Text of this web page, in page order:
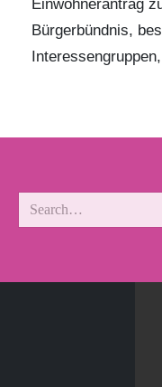
Einwohnerantrag
Bürgerbündnis,